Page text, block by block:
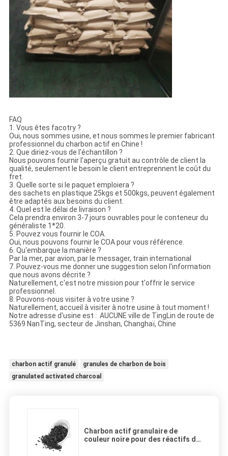
FAQ
1. Vous êtes facotry ?
Oui, nous sommes usine, et nous sommes le premier fabricant
professionnel du charbon actif en Chine !
2. Que diriez-vous de l'échantillon ?
Nous pouvons fournir l'aperçu gratuit au contrôle de client la
qualité, seulement le besoin le client entreprennent le coût du
fret.
3. Quelle sorte si le paquet emploiera ?
des sachets en plastique 25kgs et 500kgs, peuvent également
être adaptés aux besoins du client.
4. Quel est le délai de livraison ?
Cela prendra environ 3-7 jours ouvrables pour le conteneur du
généraliste 1*20.
5. Pouvez vous fournir le COA.
Oui, nous pouvons fournir le COA pour vous référence.
6. Qu'embarque la manière ?
Par la mer, par avion, par le messager, train international
7. Pouvez-vous me donner une suggestion selon l'information
que nous avons décrite ?
Naturellement, c'est notre mission pour t'offrir le service
professionnel.
8. Pouvons-nous visiter à votre usine ?
Naturellement, accueil à visiter à notre usine à tout moment !
Notre adresse d'usine est : AUCUNE ville de TingLin de route de
5369 NanTing, secteur de Jinshan, Changhaï, Chine
charbon actif granulé
granules de charbon de bois
granulated activated charcoal
Charbon actif granulaire de
couleur noire pour des réactifs de